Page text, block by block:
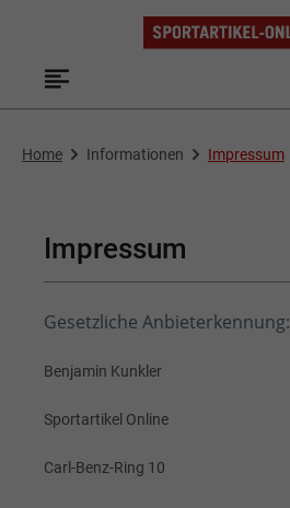
Zum Hauptinhalt springen
Home Informationen Impressum
Impressum
Gesetzliche Anbieterkennung:
Benjamin Kunkler
Sportartikel Online
Carl-Benz-Ring 10